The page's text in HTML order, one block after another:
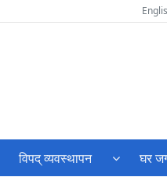
विपद् व्यवस्थापन घर